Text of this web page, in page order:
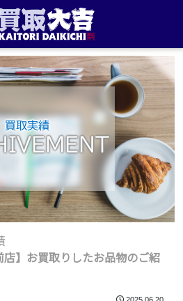
買取実績
店】お買取りしたお品物のご紹
2025.06.20